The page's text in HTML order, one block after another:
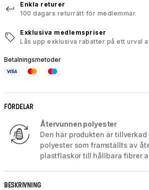
Enkla returer
100 dagars returrätt för medlemmar.
Exklusiva medlemspriser
Lås upp exklusiva rabatter på ett urval
Betalningsmetoder
FÖRDELAR
Återvunnen polyester
Den här produkten är
polyester som framställts av
plastflaskor till hållbara fibrer
BESKRIVNING